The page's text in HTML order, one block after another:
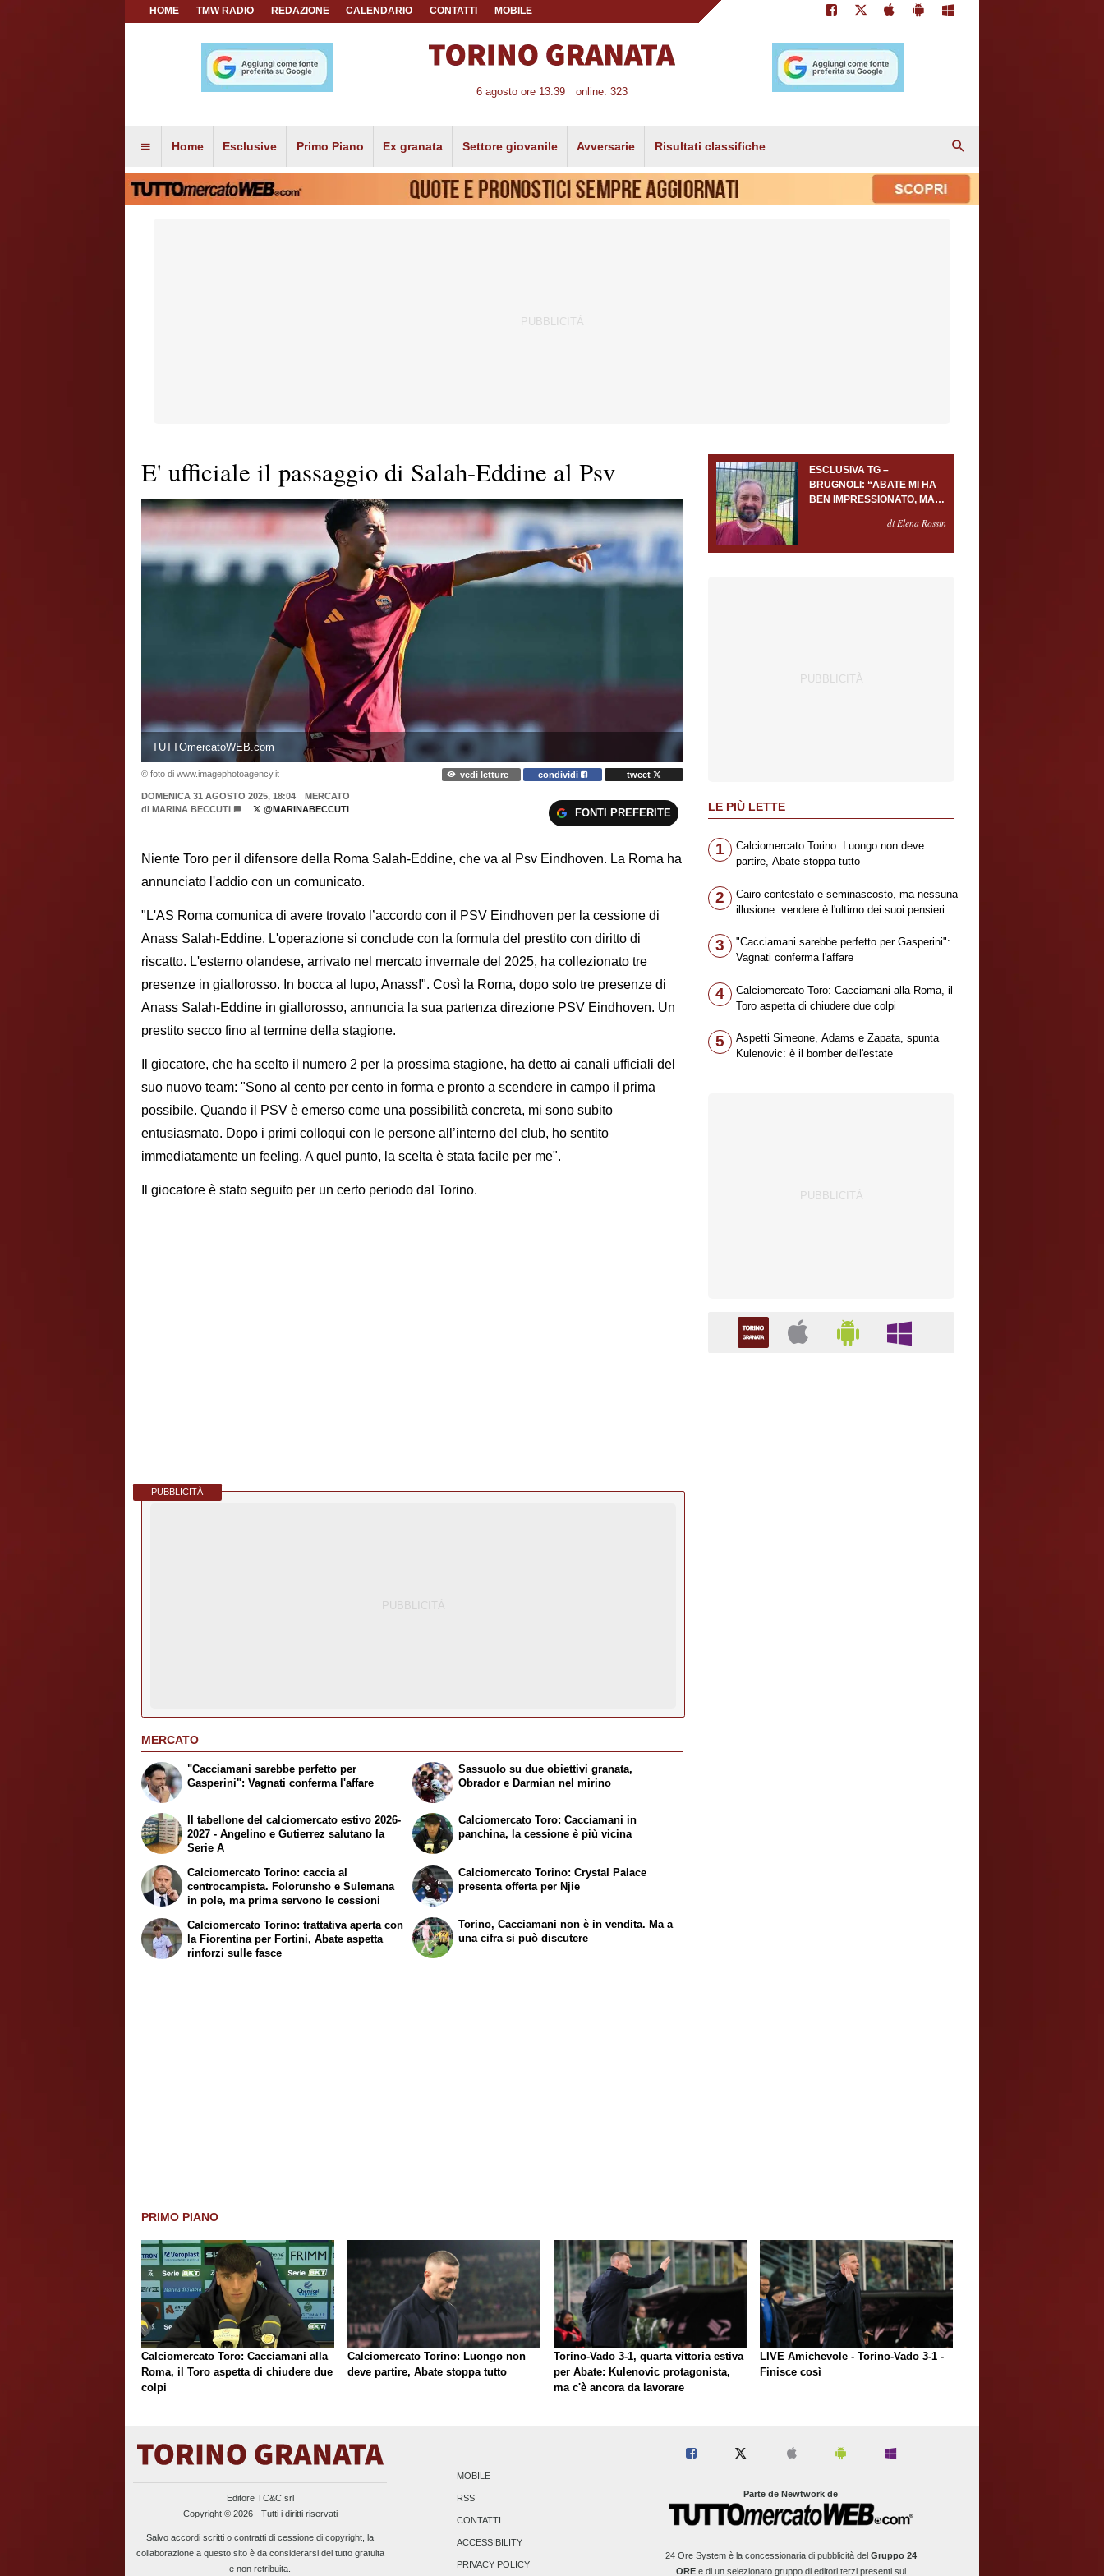
HOME TMW RADIO REDAZIONE CALENDARIO CONTATTI MOBILE
6 agosto ore 13:39 online: 323
Home Esclusive Primo Piano Ex granata Settore giovanile Avversarie Risultati classifiche
E' ufficiale il passaggio di Salah-Eddine al Psv
TUTTOmercatoWEB.com
© foto di www.imagephotoagency.it vedi letture condividi tweet
DOMENICA 31 AGOSTO 2025, 18:04
MERCATO
di MARINA BECCUTI @MARINABECCUTI FONTI PREFERITE
Niente Toro per il difensore della Roma Salah-Eddine, che va al Psv Eindhoven. La Roma ha
annunciato l'addio con un comunicato.
"L'AS Roma comunica di avere trovato l’accordo con il PSV Eindhoven per la cessione di
Anass Salah-Eddine. L'operazione si conclude con la formula del prestito con diritto di
riscatto. L'esterno olandese, arrivato nel mercato invernale del 2025, ha collezionato tre
presenze in giallorosso. In bocca al lupo, Anass!". Così la Roma, dopo solo tre presenze di
Anass Salah-Eddine in giallorosso, annuncia la sua partenza direzione PSV Eindhoven. Un
prestito secco fino al termine della stagione.
Il giocatore, che ha scelto il numero 2 per la prossima stagione, ha detto ai canali ufficiali del
suo nuovo team: "Sono al cento per cento in forma e pronto a scendere in campo il prima
possibile. Quando il PSV è emerso come una possibilità concreta, mi sono subito
entusiasmato. Dopo i primi colloqui con le persone all’interno del club, ho sentito
immediatamente un feeling. A quel punto, la scelta è stata facile per me".
Il giocatore è stato seguito per un certo periodo dal Torino.
PUBBLICITÀ
MERCATO
"Cacciamani sarebbe perfetto per
Gasperini": Vagnati conferma l'affare
Il tabellone del calciomercato estivo 2026-
2027 - Angelino e Gutierrez salutano la
Serie A
Sassuolo su due obiettivi granata,
Obrador e Darmian nel mirino
Calciomercato Toro: Cacciamani in
panchina, la cessione è più vicina
Calciomercato Torino: caccia al
centrocampista. Folorunsho e Sulemana
in pole, ma prima servono le cessioni
Calciomercato Torino: trattativa aperta con
la Fiorentina per Fortini, Abate aspetta
rinforzi sulle fasce
Calciomercato Torino: Crystal Palace
presenta offerta per Njie
Torino, Cacciamani non è in vendita. Ma a
una cifra si può discutere
ESCLUSIVA TG –
BRUGNOLI: “ABATE MI HA
BEN IMPRESSIONATO, MA
PORTIERE SERVONOdi Elena Rossin
LE PIÙ LETTE
1
Calciomercato Torino: Luongo non deve
partire, Abate stoppa tutto
2
Cairo contestato e seminascosto, ma nessuna
illusione: vendere è l'ultimo dei suoi pensieri
3
"Cacciamani sarebbe perfetto per Gasperini":
Vagnati conferma l'affare
4
Calciomercato Toro: Cacciamani alla Roma, il
Toro aspetta di chiudere due colpi
5
Aspetti Simeone, Adams e Zapata, spunta
Kulenovic: è il bomber dell'estate
PRIMO PIANO
Calciomercato Toro: Cacciamani alla
Roma, il Toro aspetta di chiudere due
colpi
Calciomercato Torino: Luongo non
deve partire, Abate stoppa tutto
Torino-Vado 3-1, quarta vittoria estiva
per Abate: Kulenovic protagonista,
ma c'è ancora da lavorare
LIVE Amichevole - Torino-Vado 3-1 -
Finisce così
Editore TC&C srl
Copyright © 2026 - Tutti i diritti riservati
Salvo accordi scritti o contratti di cessione di copyright, la
collaborazione a questo sito è da considerarsi del tutto gratuita
e non retribuita.
MOBILE
RSS
CONTATTI
ACCESSIBILITY
PRIVACY POLICY
Parte de Newtwork de
24 Ore Systemè la concessionaria di pubblicità del Gruppo 24
OREe di un selezionato gruppo di editori terzi presenti sul